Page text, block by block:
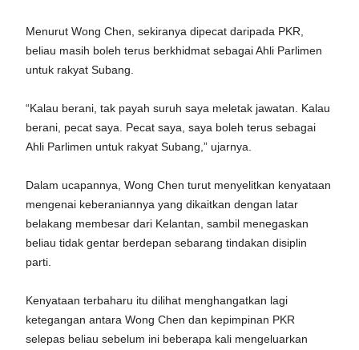
Menurut Wong Chen, sekiranya dipecat daripada PKR,
beliau masih boleh terus berkhidmat sebagai Ahli Parlimen
untuk rakyat Subang.
“Kalau berani, tak payah suruh saya meletak jawatan. Kalau
berani, pecat saya. Pecat saya, saya boleh terus sebagai
Ahli Parlimen untuk rakyat Subang,” ujarnya.
Dalam ucapannya, Wong Chen turut menyelitkan kenyataan
mengenai keberaniannya yang dikaitkan dengan latar
belakang membesar dari Kelantan, sambil menegaskan
beliau tidak gentar berdepan sebarang tindakan disiplin
parti.
Kenyataan terbaharu itu dilihat menghangatkan lagi
ketegangan antara Wong Chen dan kepimpinan PKR
selepas beliau sebelum ini beberapa kali mengeluarkan